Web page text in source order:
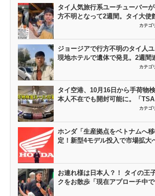
タイ人気旅行系ユーチューバー
方不明となって2週間。タイ大使
カテゴ
ジョージアで行方不明のタイ人ユ
現地ホテルで遺体で発見。2週間
カテゴ
タイ空港、10月16日から手荷物
本人不在でも開封可能に。「TSA
カテゴ
ホンダ「生産拠点をベトナムへ
定！新型4モデル投入で市場拡大
お連れ様は日本人？！ タイの王
クをお散歩「現在アプローチ中で